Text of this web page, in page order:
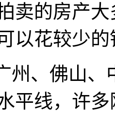
卖的房产
以花较少
州、佛山、
平线，许